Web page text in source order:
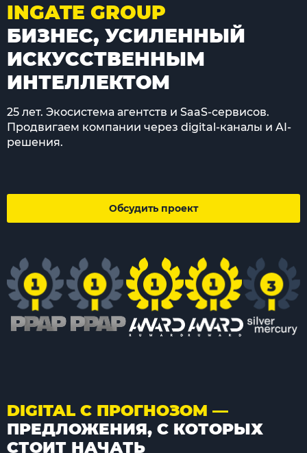
INGATE GROUP
БИЗНЕС, УСИЛЕННЫЙ
ИСКУССТВЕННЫМ
ИНТЕЛЛЕКТОМ
25 лет. Экосистема агентств и SaaS-сервисов.
Продвигаем компании через digital-каналы и AI-
решения.
Обсудить проект
DIGITAL С ПРОГНОЗОМ —
ПРЕДЛОЖЕНИЯ, С КОТОРЫХ
СТОИТ НАЧАТЬ